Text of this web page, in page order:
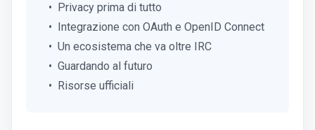
Privacy prima di tutto
Integrazione con OAuth e OpenID Connect
Un ecosistema che va oltre IRC
Guardando al futuro
Risorse ufficiali